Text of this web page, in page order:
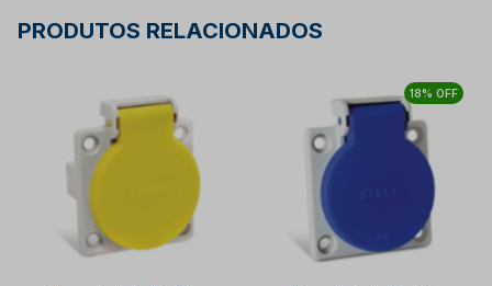
PRODUTOS RELACIONADOS
18% OFF